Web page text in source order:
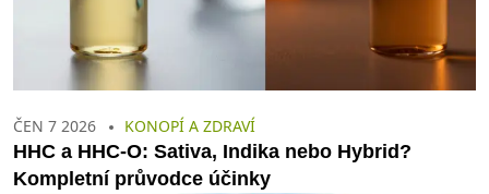
ČEN 7 2026 KONOPÍ A ZDRAVÍ
HHC a HHC-O: Sativa, Indika nebo Hybrid?
Kompletní průvodce účinky